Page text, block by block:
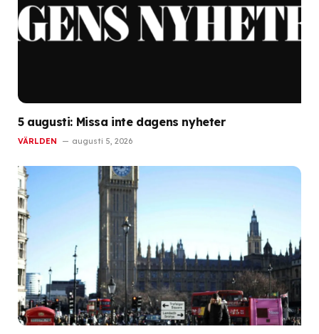
5 augusti: Missa inte dagens nyheter
VÄRLDEN augusti 5, 2026